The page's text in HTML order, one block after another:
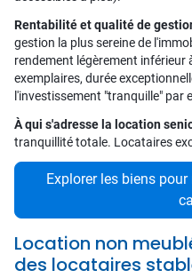
Rentabilité et qualité de
gestion la plus sereine de
rendement légèrement inférieur
exemplaires, durée
l'investissement "tranquille" par
À qui s'adresse la location
tranquillité totale. Locataires
Explorer les biens
Location non
des locataires